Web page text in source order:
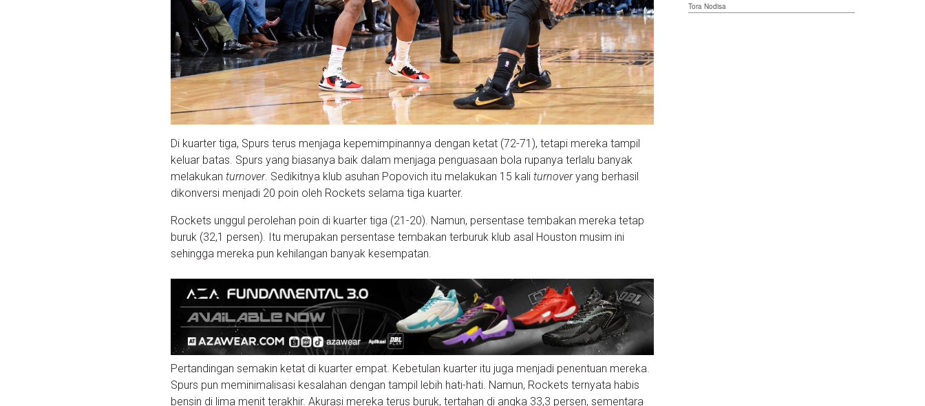
Di kuarter tiga, Spurs terus menjaga kepemimpinannya dengan ketat (72-71), tetapi mereka tampil
keluar batas. Spurs yang biasanya baik dalam menjaga penguasaan bola rupanya terlalu banyak
melakukanturnover. Sedikitnya klub asuhan Popovich itu melakukan 15 kaliturnoveryang berhasil
dikonversi menjadi 20 poin oleh Rockets selama tiga kuarter.
Rockets unggul perolehan poin di kuarter tiga (21-20). Namun, persentase tembakan mereka tetap
buruk (32,1 persen). Itu merupakan persentase tembakan terburuk klub asal Houston musim ini
sehingga mereka pun kehilangan banyak kesempatan.
Pertandingan semakin ketat di kuarter empat. Kebetulan kuarter itu juga menjadi penentuan mereka.
Spurs pun meminimalisasi kesalahan dengan tampil lebih hati-hati. Namun, Rockets ternyata habis
bensin di lima menit terakhir. Akurasi mereka terus buruk, tertahan di angka 33,3 persen, sementara
Tora Nodisa